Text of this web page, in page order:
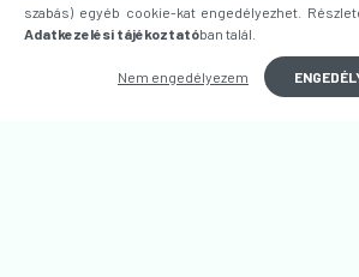
Webshop üzemeltető: Bright
szabás) egyéb cookie-kat engedélyezhet.
Adatkezelési tájékoztatóban talál.
Nem engedélyezem